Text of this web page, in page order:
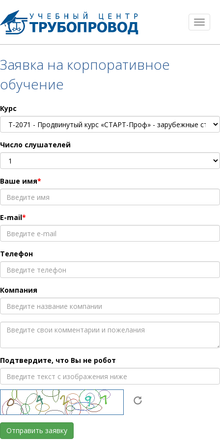
Заявка на корпоративное
обучение
Курс
Число слушателей
Ваше имя
E-mail
Телефон
Компания
Подтвердите, что Вы не робот
Отправить заявку